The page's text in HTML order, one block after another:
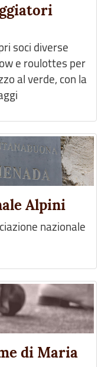
soci diverse
e roulottes per
al verde, con la
Alpini
nazionale
di Maria